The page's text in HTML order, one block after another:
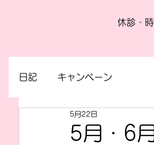
休診・
日記 キャンペーン
5月・6
5月22日